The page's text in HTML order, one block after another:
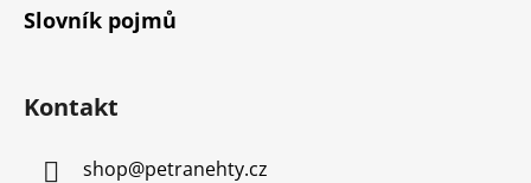
Slovník pojmů
Kontakt
shop@petranehty.cz